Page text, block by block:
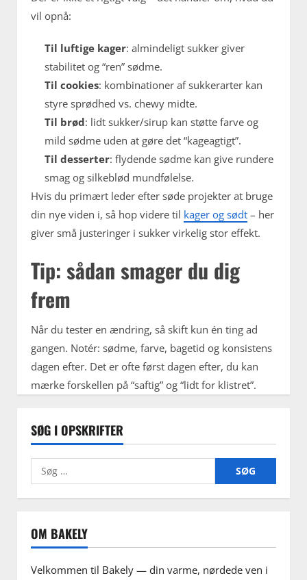
vil opnå:
Til luftige kager: almindeligt sukker giver
stabilitet og “ren” sødme.
Til cookies: kombinationer af sukkerarter kan
styre sprødhed vs. chewy midte.
Til brød: lidt sukker/sirup kan støtte farve og
mild sødme uden at gøre det “kageagtigt”.
Til desserter: flydende sødme kan give rundere
smag og silkeblød mundfølelse.
Hvis du primært leder efter søde projekter at bruge
din nye viden i, så hop videre til kager og sødt – her
giver små justeringer i sukker virkelig stor effekt.
Tip: sådan smager du dig
frem
Når du tester en ændring, så skift kun én ting ad
gangen. Notér: sødme, farve, bagetid og konsistens
dagen efter. Det er ofte først dagen efter, du kan
mærke forskellen på “saftig” og “lidt for klistret”.
SØG I OPSKRIFTER
Søg
efter:
OM BAKELY
Velkommen til Bakely — din varme, nørdede ven i